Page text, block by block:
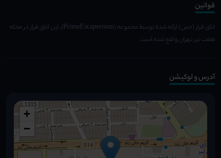
قوانین
اتاق فرار (حس) ارائه شده توسط مجموعه (PrimeEscaperoom)، این اتاق فرار در محله
هفت تیر تهران واقع شده است.
آدرس و لوکیشن
+
−